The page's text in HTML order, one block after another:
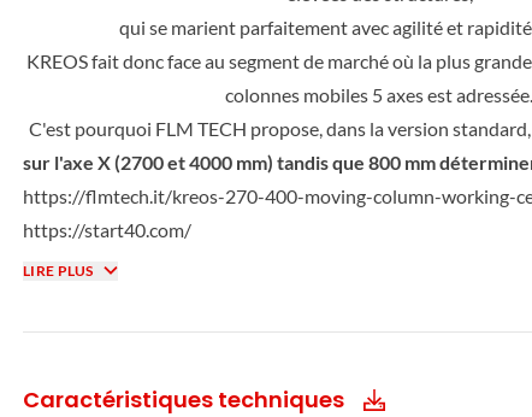
qui se marient parfaitement avec agilité et
KREOS fait donc face au segment de marché où la plus
colonnes mobiles 5 axes est adressée.
C'est pourquoi FLM TECH propose, dans la version standard,
sur l'axe X (2700 et 4000 mm) tandis que 800 mm
https://flmtech.it/kreos-270-400-moving-column-working-
https://start40.com/
LIRE PLUS
Caractéristiques techniques